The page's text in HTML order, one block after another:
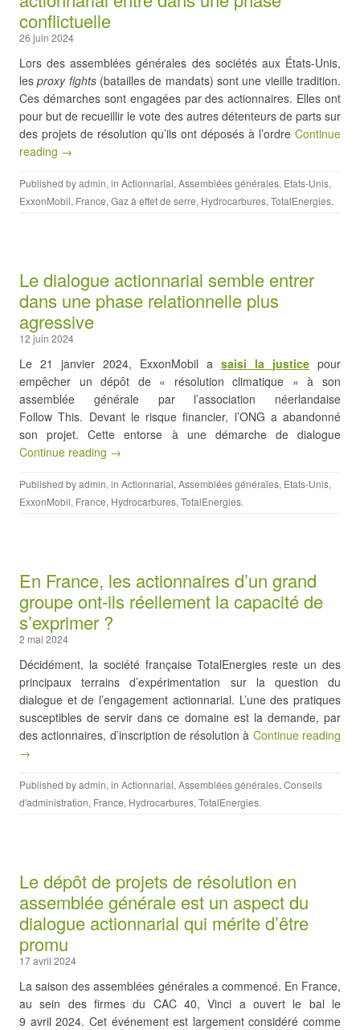
conflictuelle
26 juin 2024
Lors des assemblées générales des sociétés aux États-Unis,
lesproxy fights(batailles de mandats) sont une vieille tradition.
Ces démarches sont engagées par des actionnaires. Elles ont
pour but de recueillir le vote des autres détenteurs de parts sur
des projets de résolution qu’ils ont déposés à l’ordre Continue
reading →
Published byadmin, in Actionnarial, Assemblées générales, Etats-Unis,
ExxonMobil, France, Gaz à effet de serre, Hydrocarbures, TotalEnergies.
Le dialogue actionnarial semble entrer
dans une phase relationnelle plus
agressive
12 juin 2024
Le 21 janvier 2024, ExxonMobil a saisi la justice pour
empêcher un dépôt de « résolution climatique » à son
assemblée générale par l’association néerlandaise
Follow This. Devant le risque financier, l’ONG a abandonné
son projet. Cette entorse à une démarche de dialogue
Continue reading →
Published byadmin, in Actionnarial, Assemblées générales, Etats-Unis,
ExxonMobil, France, Hydrocarbures, TotalEnergies.
En France, les actionnaires d’un grand
groupe ont-ils réellement la capacité de
s’exprimer ?
2 mai 2024
Décidément, la société française TotalEnergies reste un des
principaux terrains d’expérimentation sur la question du
dialogue et de l’engagement actionnarial. L’une des pratiques
susceptibles de servir dans ce domaine est la demande, par
des actionnaires, d’inscription de résolution à Continue reading
→
Published byadmin, in Actionnarial, Assemblées générales, Conseils
d'administration, France, Hydrocarbures, TotalEnergies.
Le dépôt de projets de résolution en
assemblée générale est un aspect du
dialogue actionnarial qui mérite d’être
promu
17 avril 2024
La saison des assemblées générales a commencé. En France,
au sein des firmes du CAC 40, Vinci a ouvert le bal le
9 avril 2024. Cet événement est largement considéré comme